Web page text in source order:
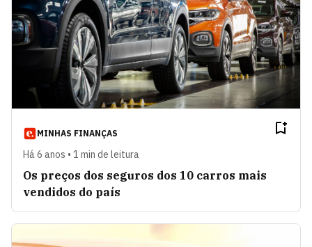
MINHAS FINANÇAS
Há 6 anos • 1 min de leitura
Os preços dos seguros dos 10 carros mais
vendidos do país